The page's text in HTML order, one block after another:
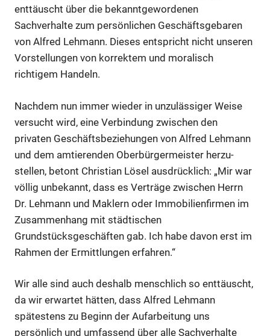
enttäuscht über die bekanntgewordenen
Sachverhalte zum persönlichen Geschäftsgebaren
von Alfred Lehmann. Dieses entspricht nicht unseren
Vorstellungen von korrektem und moralisch
richtigem Handeln.
Nachdem nun immer wieder in unzulässiger Weise
versucht wird, eine Verbindung zwischen den
privaten Geschäftsbeziehungen von Alfred Lehmann
und dem amtierenden Oberbürgermeister herzu-
stellen, betont Christian Lösel ausdrücklich: „Mir war
völlig unbekannt, dass es Verträge zwischen Herrn
Dr. Lehmann und Maklern oder Immobilienfirmen im
Zusammenhang mit städtischen
Grundstücksgeschäften gab. Ich habe davon erst im
Rahmen der Ermittlungen erfahren.“
Wir alle sind auch deshalb menschlich so enttäuscht,
da wir erwartet hätten, dass Alfred Lehmann
spätestens zu Beginn der Aufarbeitung uns
persönlich und umfassend über alle Sachverhalte